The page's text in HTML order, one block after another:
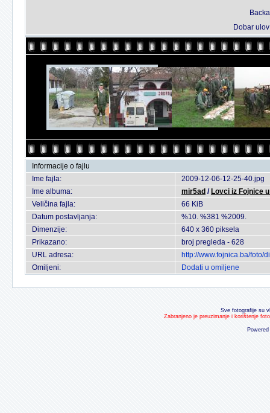
Dobar
Informacije o fajlu
Ime fajla:
2009-12-06-12-25-40.jpg
Ime albuma:
mir5ad / Lovci iz Fojnice
Veličina fajla:
66 KiB
Datum postavljanja:
%10. %381 %2009.
Dimenzije:
640 x 360 piksela
Prikazano:
broj pregleda - 628
URL adresa:
http://www.fojnica.ba/foto/
Omiljeni:
Dodati u omiljene
Sve fotografije su
Zabranjeno je preuzimanje i korištenje